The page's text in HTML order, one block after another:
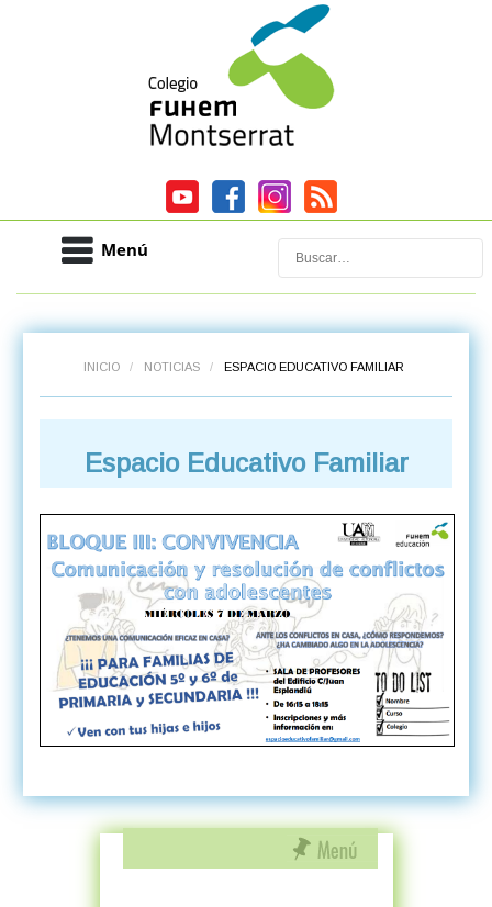
Menú Buscar
INICIO / NOTICIAS / ESPACIO EDUCATIVO FAMILIAR
Espacio Educativo Familiar